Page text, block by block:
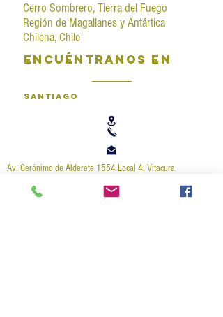
Cerro Sombrero, Tierra del Fuego
Región de Magallanes y Antártica
Chilena, Chile
encuéntranos en
santiago
Av. Gerónimo de Alderete 1554 Local 4, Vitacura
santiago@elemporioaustral.cl